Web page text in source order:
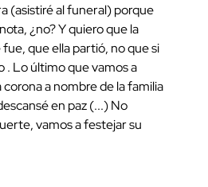
(asistiré al funeral) porque
¿no? Y quiero que la
fue, que ella partió, no que si
. Lo último que vamos a
a nombre de la familia
en paz (...) No
vamos a festejar su